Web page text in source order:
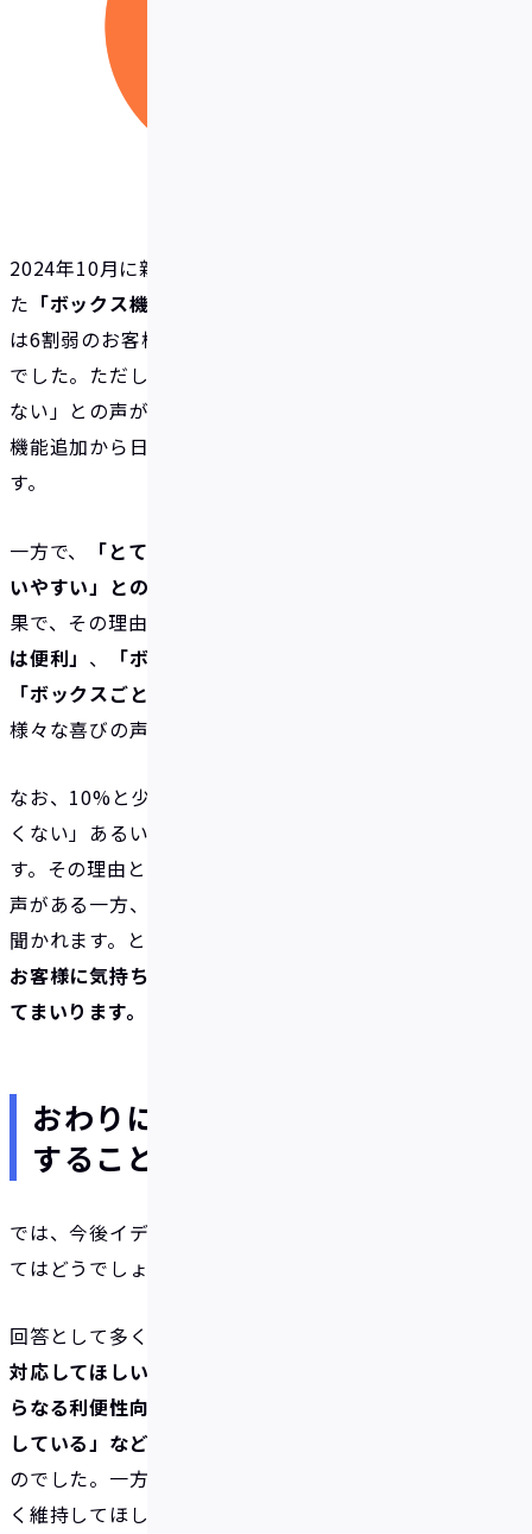
2024年10月に新たな貯蓄サポート機能として追加し
た 「ボックス機能」
は6割弱のお客様が
でした。ただし、その理由としては、「まだ使ってい
ない」との声が大半を占めており、こちらについては
機能追加から日が浅いことによるものと考えられま
す。
一方で、
「とても使いやすい」あるいは「まあまあ使
いやすい」とのポジティブな回答が30%強
果で、その理由としては
は便利」 、 「ボックス間の残高移動が直観的」
「ボックスごとに自動積立できるのが良い」
様々な喜びの声が聞かれました。
なお、10%と少数ではあるものの「あまり使いやす
くない」あるいは「使いにくい」との回答もありま
す。その理由としては「必要性が感じられない」との
声がある一方、
聞かれます。とくに後者については、
お客様に気持ちよく使っていただけるよう改善に努め
てまいります。
おわりに～今後のIDAREに期待
すること～
では、今後イデアに期待する機能やサービスについ
てはどうでしょうか？
回答として多く見受けられたのは、
対応してほしい」などの使いやすいプリペイドのさ
らなる利便性向上、「色々なキャンペーンを楽しみに
している」などの高還元ボーナスの拡充
のでした。一方で、「今のサービスを改悪することな
く維持してほしい」といった現状維持を望む声も少